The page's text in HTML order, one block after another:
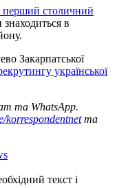
перший столичний
знаходиться в
Закарпатської
української
та WhatsApp.
korrespondentnetта
текст і